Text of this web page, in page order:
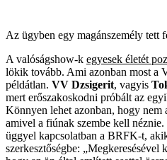
Az ügyben egy magánszemély tett
A valóságshow-k egyesek életét
lökik tovább. Ami azonban most a
példátlan. VV Dzsigerit, vagyis
mert erőszakoskodni próbált az
Könnyen lehet azonban, hogy nem
amivel a fiúnak szembe kell
üggyel kapcsolatban a BRFK-t,
szerkesztőségbe: „Megkeresésével